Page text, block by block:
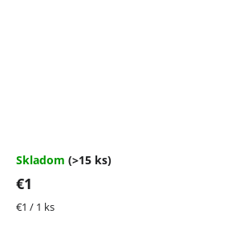
Skladom (>15 ks)
€1
Jednotková
€1 / 1 ks